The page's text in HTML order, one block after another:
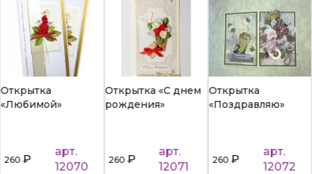
Открытка
«Любимой»
260₽
арт.
12070
Открытка «С днем
рождения»
260₽
арт.
12071
Открытка
«Поздравляю»
260₽
арт.
12072